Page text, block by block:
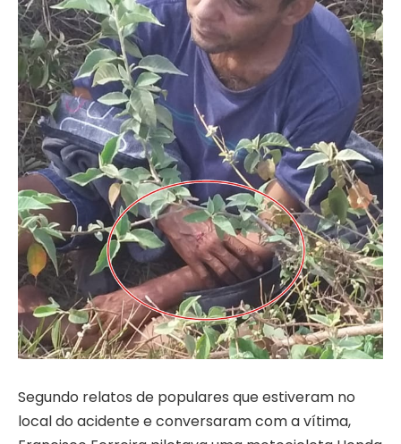
Segundo relatos de populares que estiveram no
local do acidente e conversaram com a vítima,